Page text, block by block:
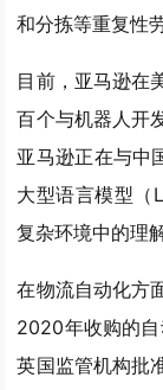
和分拣等重复性
目前，亚马逊在
百个与机器人开
亚马逊正在与中
大型语言模型（
复杂环境中的理
在物流自动化方
2020年收购的
英国监管机构批